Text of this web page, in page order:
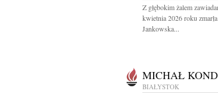
Z głębokim żalem
kwietnia 2026 roku
Jankowska...
MICHAŁ
BIAŁYSTOK